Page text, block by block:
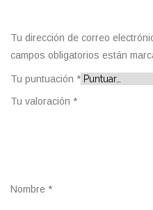
Tu dirección de correo
campos obligatorios están
Tu puntuación *
Tu valoración *
Nombre *